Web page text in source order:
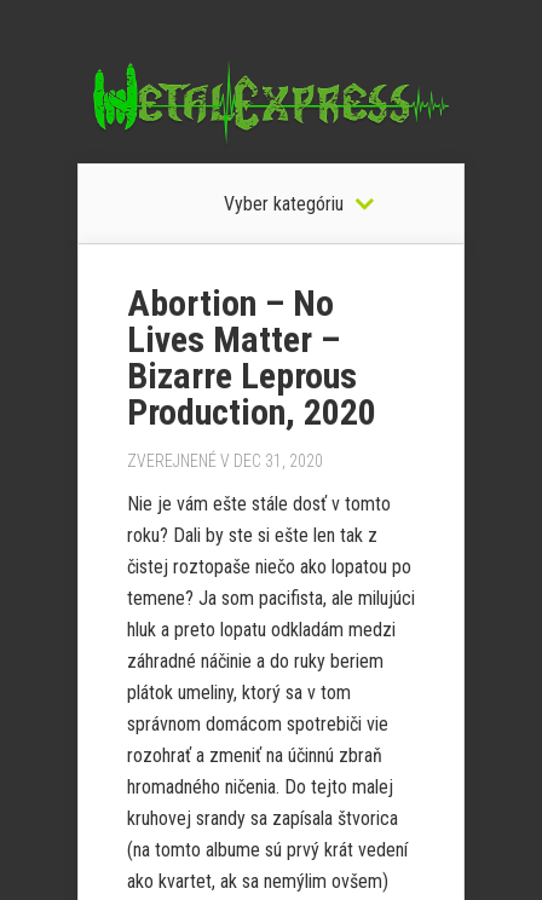
Vyber kategóriu
Abortion – No
Lives Matter –
Bizarre Leprous
Production, 2020
ZVEREJNENÉ V DEC 31, 2020
Nie je vám ešte stále dosť v tomto
roku? Dali by ste si ešte len tak z
čistej roztopaše niečo ako lopatou po
temene? Ja som pacifista, ale milujúci
hluk a preto lopatu odkladám medzi
záhradné náčinie a do ruky beriem
plátok umeliny, ktorý sa v tom
správnom domácom spotrebiči vie
rozohrať a zmeniť na účinnú zbraň
hromadného ničenia. Do tejto malej
kruhovej srandy sa zapísala štvorica
(na tomto albume sú prvý krát vedení
ako kvartet, ak sa nemýlim ovšem)